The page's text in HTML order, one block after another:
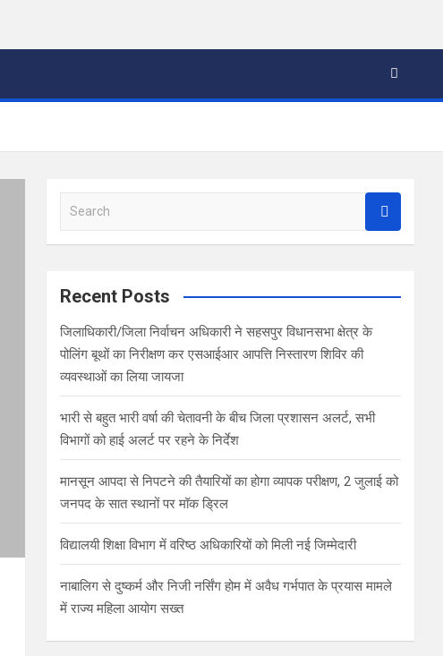
a
c
Recent Posts
जिलाधिकारी/जिला निर्वाचन अधिकारी ने सहसपुर विधानसभा क्षेत्र के
पोलिंग बूथों का निरीक्षण कर एसआईआर आपत्ति निस्तारण शिविर की
व्यवस्थाओं का लिया जायजा
भारी से बहुत भारी वर्षा की चेतावनी के बीच जिला प्रशासन अलर्ट, सभी
विभागों को हाई अलर्ट पर रहने के निर्देश
मानसून आपदा से निपटने की तैयारियों का होगा व्यापक परीक्षण, 2 जुलाई को
जनपद के सात स्थानों पर मॉक ड्रिल
विद्यालयी शिक्षा विभाग में वरिष्ठ अधिकारियों को मिली नई जिम्मेदारी
नाबालिग से दुष्कर्म और निजी नर्सिंग होम में अवैध गर्भपात के प्रयास मामले
में राज्य महिला आयोग सख्त